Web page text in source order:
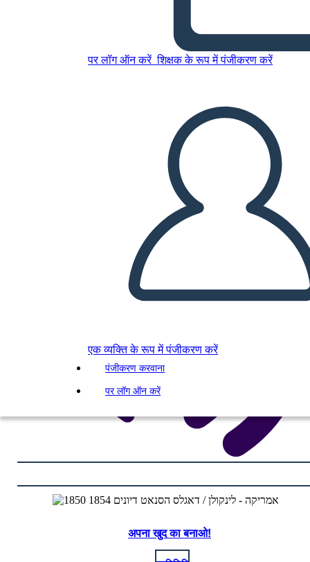
पर लॉग ऑन करें शिक्षक के रूप में पंजीकरण करें
एक व्यक्ति के रूप में पंजीकरण करें
पंजीकरण करवाना
पर लॉग ऑन करें
הסנאט דיונים 1854
स्टोरीबोर्ड बनाएं
स्लाइड शो चलाएं
मुझे पढ़कर सुनाओ
अपना खुद का बनाओ!